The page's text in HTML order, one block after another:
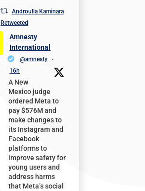
Androulla Kaminara
Retweeted
Amnesty
International
@amnesty
·
16h
A New
Mexico judge
ordered Meta to
pay $576M and
make changes to
its Instagram and
Facebook
platforms to
improve safety for
young users and
address harms
that Meta’s social